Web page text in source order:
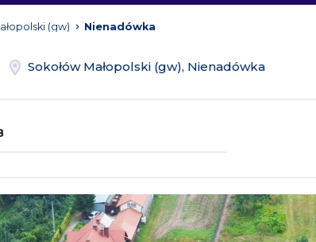
(gw) Nienadówka
Sokołów Małopolski (gw), Nienadówka